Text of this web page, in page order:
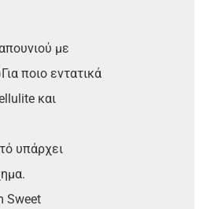
με
ποιο εντατικά
και
υπάρχει
Sweet